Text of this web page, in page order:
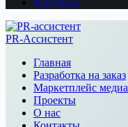
Контакты
PR-Ассистент
Главная
Разработка на заказ
Маркетплейс медиа
Проекты
О нас